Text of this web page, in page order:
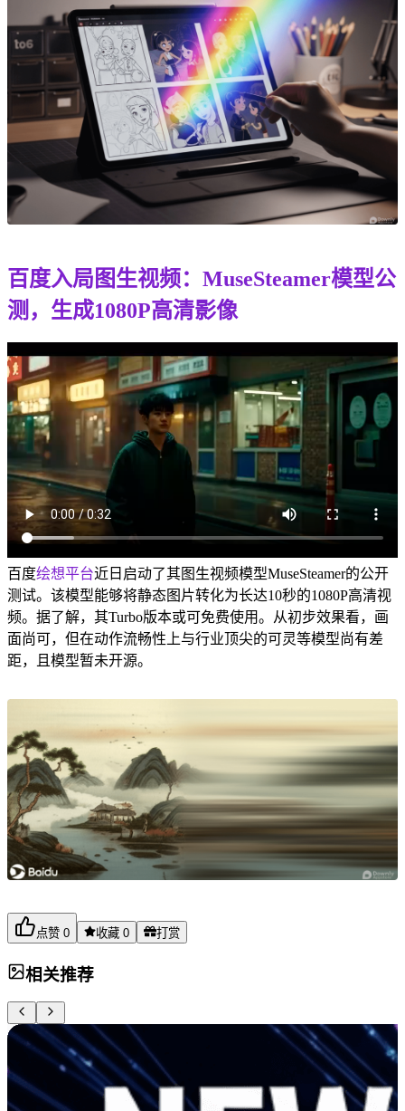
百度入局图生视频：MuseSteamer模型公
测，生成1080P高清影像
百度绘想平台近日启动了其图生视频模型MuseSteamer的公开
测试。该模型能够将静态图片转化为长达10秒的1080P高清视
频。据了解，其Turbo版本或可免费使用。从初步效果看，画
面尚可，但在动作流畅性上与行业顶尖的可灵等模型尚有差
距，且模型暂未开源。
点赞 0 收藏 0 打赏
相关推荐